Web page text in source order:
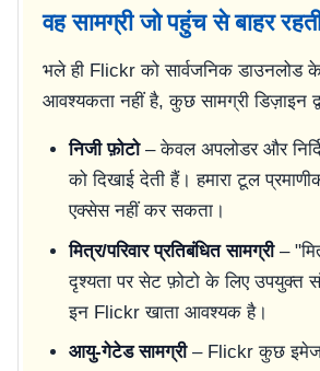
वह सामग्री जो पहुंच से बाहर
भले ही Flickr को सार्वजनिक डाउनलोड
आवश्यकता नहीं है, कुछ सामग्री डिज़ाइन
निजी फ़ोटो– केवल अपलोडर और
को दिखाई देती हैं। हमारा टूल
एक्सेस नहीं कर सकता।
मित्र/परिवार प्रतिबंधित सामग्री–
दृश्यता पर सेट फ़ोटो के लिए उपयुक्त
इन Flickr खाता आवश्यक है।
आयु-गेटेड सामग्री– Flickr कुछ इमेज